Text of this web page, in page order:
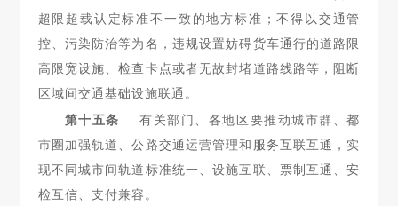
超限超载 认定标准不一致的地方标准；不得以交通管
控、污染防治等为名，违规设置妨碍货车通行的道路限
高限宽设施、检查卡点或者无故封堵道路线路等，阻断
区域间交通基础设施联通。
第十五条
有关部门、各地区要推动城市群、都
市圈加强轨道、公路交通运营管理和服务互联互通，实
现不同城市间轨道标准统一、设施互联、票制互通、安
检互信、支付兼容。